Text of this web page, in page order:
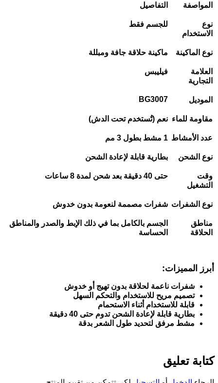
المواصفة التفاصيل
نوع
الاستخدام
للجسم فقط
نوع الماكينة ماكينة حلاقة جافة ومبللة
العلامة
التجارية
فيليبس
الموديل BG3007
مقاومة للماء نعم (تُستخدم تحت الدش)
عدد الأمشاط 1 مشط بطول 3 مم
نوع الشحن بطارية قابلة لإعادة الشحن
وقت
التشغيل
حتى 40 دقيقة بعد شحن لمدة 8 ساعات
نوع الشفرات شفرات مصممة لنعومة بدون خدوش
مناطق
الحلاقة
الجسم بالكامل بما في ذلك الإبط والصدر والمناطق
الحساسة
أبرز المميزات:
شفرات ناعمة لحلاقة بدون تهيج أو خدوش
تصميم مريح للاستخدام والتحكم السهل
قابلة للاستخدام أثناء الاستحمام
بطارية قابلة لإعادة الشحن تدوم حتى 40 دقيقة
مشط مرفق لتحديد طول الشعر بدقة
كتابة تعليق